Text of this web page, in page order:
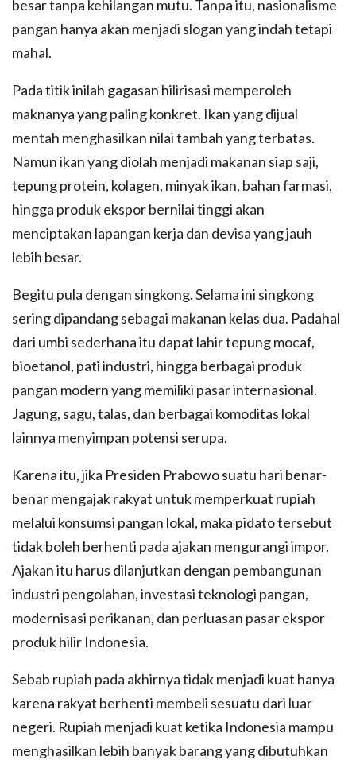
besar tanpa kehilangan mutu. Tanpa itu, nasionalisme
pangan hanya akan menjadi slogan yang indah tetapi
mahal.
Pada titik inilah gagasan hilirisasi memperoleh
maknanya yang paling konkret. Ikan yang dijual
mentah menghasilkan nilai tambah yang terbatas.
Namun ikan yang diolah menjadi makanan siap saji,
tepung protein, kolagen, minyak ikan, bahan farmasi,
hingga produk ekspor bernilai tinggi akan
menciptakan lapangan kerja dan devisa yang jauh
lebih besar.
Begitu pula dengan singkong. Selama ini singkong
sering dipandang sebagai makanan kelas dua. Padahal
dari umbi sederhana itu dapat lahir tepung mocaf,
bioetanol, pati industri, hingga berbagai produk
pangan modern yang memiliki pasar internasional.
Jagung, sagu, talas, dan berbagai komoditas lokal
lainnya menyimpan potensi serupa.
Karena itu, jika Presiden Prabowo suatu hari benar-
benar mengajak rakyat untuk memperkuat rupiah
melalui konsumsi pangan lokal, maka pidato tersebut
tidak boleh berhenti pada ajakan mengurangi impor.
Ajakan itu harus dilanjutkan dengan pembangunan
industri pengolahan, investasi teknologi pangan,
modernisasi perikanan, dan perluasan pasar ekspor
produk hilir Indonesia.
Sebab rupiah pada akhirnya tidak menjadi kuat hanya
karena rakyat berhenti membeli sesuatu dari luar
negeri. Rupiah menjadi kuat ketika Indonesia mampu
menghasilkan lebih banyak barang yang dibutuhkan